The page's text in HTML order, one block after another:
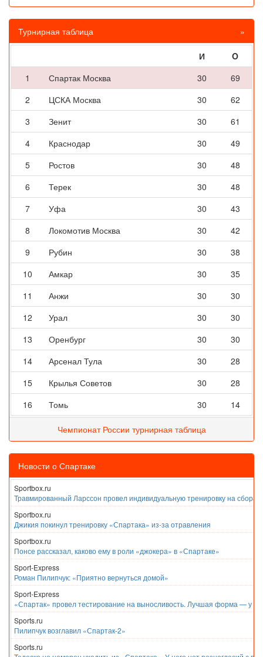
Турнирная таблица »
И
O
1
Спартак Москва 30
69
2
ЦСКА Москва 30
62
3
Зенит 30
61
4
Краснодар 30
49
5
Ростов 30
48
6
Терек 30
48
7
Уфа 30
43
8
Локомотив Москва 30
42
9
Рубин 30
38
10
Амкар 30
35
11
Анжи 30
30
12
Урал 30
30
13
Оренбург 30
30
14
Арсенал Тула 30
28
15
Крылья Советов 30
28
16
Томь 30 14
Чемпионат России турнирная таблица
Новости о Спартаке
Sportbox.ru
Травмированный Ларссон провел индивидуальную тренировку на
Sportbox.ru
Джикия покинул тренировку «Спартака» из-за отравления
Sportbox.ru
Понсе рассказал, каково ему в роли «джокера» в «Спартаке»
Sport-Express
Роман Пилипчук: «Приятно вернуться домой»
Sport-Express
«Спартак» провел тестирование на выносливость. Лучшая форма — у
Sports.ru
Пилипчук возглавил «Спартак-2»
Sports.ru